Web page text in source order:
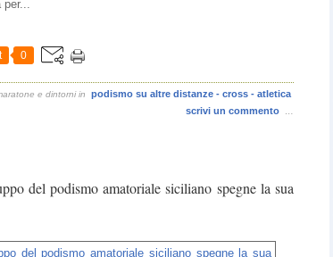
per...
0
e dintorni in
podismo su altre distanze - cross - atletica
scrivi un commento
del podismo amatoriale siciliano spegne la sua